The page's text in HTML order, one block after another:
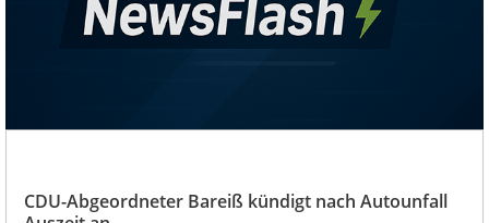
CDU-Abgeordneter Bareiß kündigt nach Autounfall